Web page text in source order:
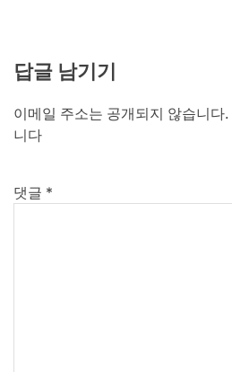
답글 남기기
이메일 주소는 공개되지 않습니다.
니다
댓글 *